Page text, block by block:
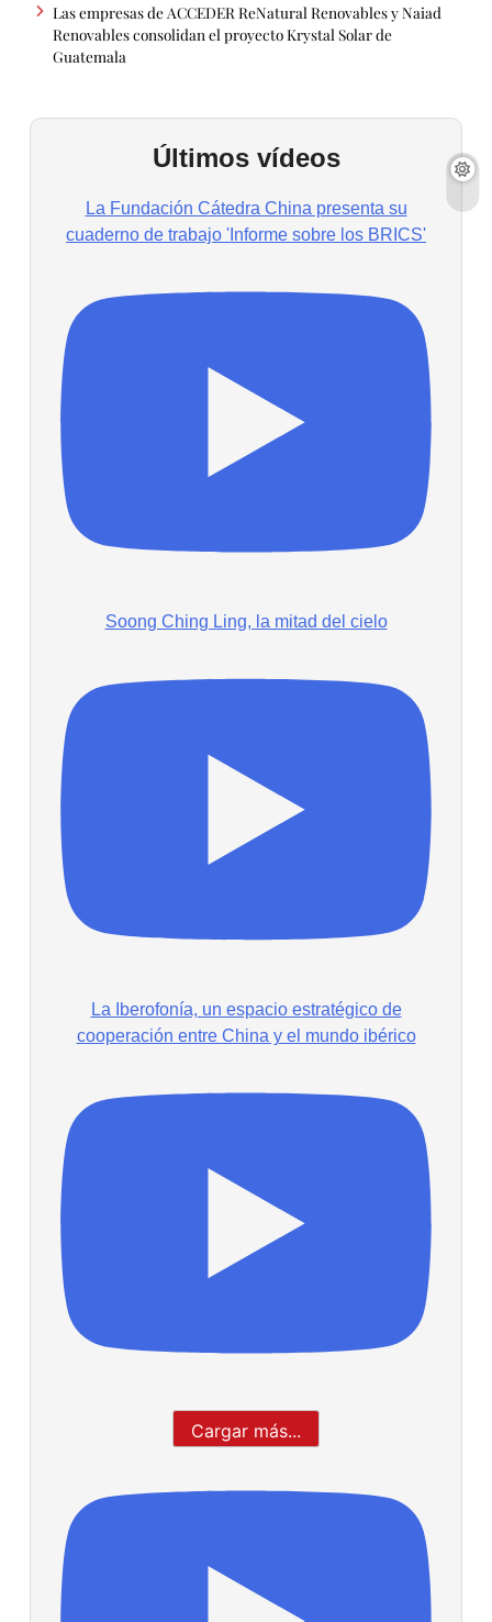
Las empresas de ACCEDER ReNatural Renovables y Naiad
Renovables consolidan el proyecto Krystal Solar de
Guatemala
Últimos vídeos
La Fundación Cátedra China presenta su
cuaderno de trabajo 'Informe sobre los BRICS'
Soong Ching Ling, la mitad del cielo
La Iberofonía, un espacio estratégico de
cooperación entre China y el mundo ibérico
Cargar más...